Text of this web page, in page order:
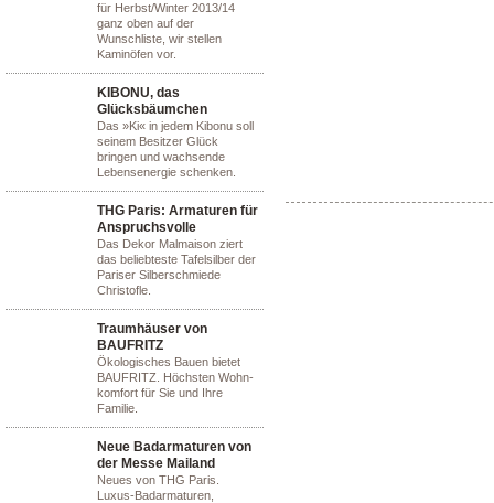
für Herbst/Winter 2013/14
ganz oben auf der
Wunschliste, wir stellen
Kaminöfen vor.
KIBONU, das
Glücksbäumchen
Das »Ki« in jedem Kibonu soll
seinem Besitzer Glück
bringen und wachsende
Lebensenergie schenken.
THG Paris: Armaturen für
Anspruchsvolle
Das Dekor Malmaison ziert
das beliebteste Tafelsilber der
Pariser Silberschmiede
Christofle.
Traumhäuser von
BAUFRITZ
Ökologisches Bauen bietet
BAUFRITZ. Höchsten Wohn-
komfort für Sie und Ihre
Familie.
Neue Badarmaturen von
der Messe Mailand
Neues von THG Paris.
Luxus-Badarmaturen,